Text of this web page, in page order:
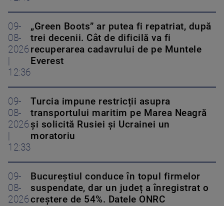
09-
08-
2026
12:36
„Green Boots” ar putea fi repatriat, după
trei decenii. Cât de dificilă va fi
recuperarea cadavrului de pe Muntele
Everest
09-
08-
2026
12:33
Turcia impune restricții asupra
transportului maritim pe Marea Neagră
și solicită Rusiei și Ucrainei un
moratoriu
09-
08-
2026
Bucureștiul conduce în topul firmelor
suspendate, dar un județ a înregistrat o
creștere de 54%. Datele ONRC